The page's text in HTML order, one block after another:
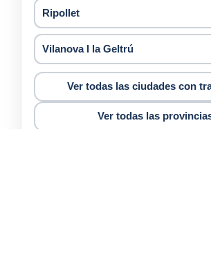
Ripollet
Vilanova I la Geltrú
Ver todas las ciudades con
Ver todas las